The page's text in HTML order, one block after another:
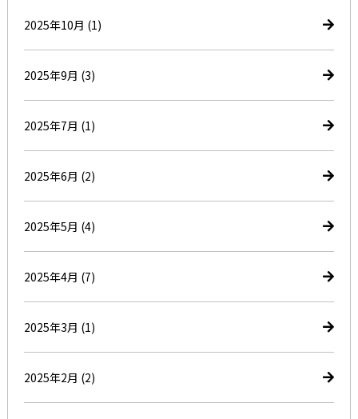
2025年10月 (1)
2025年9月 (3)
2025年7月 (1)
2025年6月 (2)
2025年5月 (4)
2025年4月 (7)
2025年3月 (1)
2025年2月 (2)